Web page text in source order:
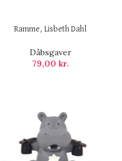
Ramme, Lisbeth Dahl
Dåbsgaver
79,00 kr.